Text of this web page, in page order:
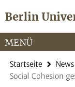
direkt
Inhalt
Berlin
Service-
Navigation
MENÜ
Startseite News
Social Cohesion